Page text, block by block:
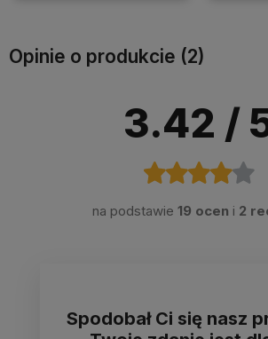
Opinie o produkcie (2)
3.42 /
na podstawie 19 ocen i 2
Spodobał Ci się nasz